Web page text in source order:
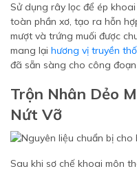
Sử dụng rây lọc để ép
toàn phần xơ, tạo ra hỗn
mượt và trứng muối được
mang lại hương vị truyền
đã sẵn sàng cho công
Trộn Nhân Dẻo
Nứt Vỡ
Sau khi sơ chế khoai môn